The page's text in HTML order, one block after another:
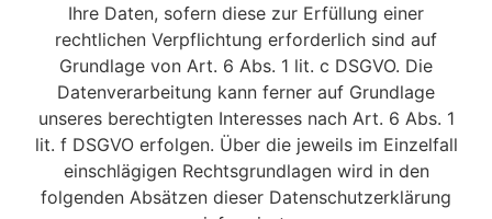
Ihre Daten, sofern diese zur Erfüllung einer
rechtlichen Verpflichtung erforderlich sind auf
Grundlage von Art. 6 Abs. 1 lit. c DSGVO. Die
Datenverarbeitung kann ferner auf Grundlage
unseres berechtigten Interesses nach Art. 6 Abs. 1
lit. f DSGVO erfolgen. Über die jeweils im Einzelfall
einschlägigen Rechtsgrundlagen wird in den
folgenden Absätzen dieser Datenschutzerklärung